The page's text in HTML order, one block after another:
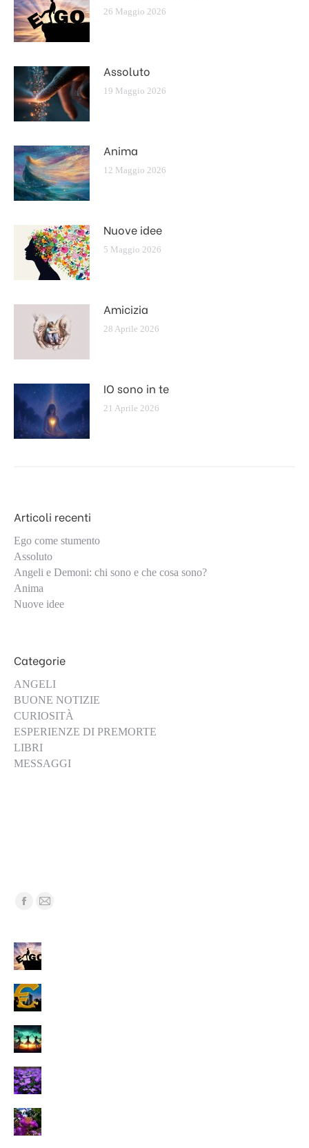
26 Maggio 2026
Assoluto
19 Maggio 2026
Anima
12 Maggio 2026
Nuove idee
5 Maggio 2026
Amicizia
28 Aprile 2026
IO sono in te
21 Aprile 2026
Articoli recenti
Ego come stumento
Assoluto
Angeli e Demoni: chi sono e che cosa sono?
Anima
Nuove idee
Categorie
ANGELI
BUONE NOTIZIE
CURIOSITÀ
ESPERIENZE DI PREMORTE
LIBRI
MESSAGGI